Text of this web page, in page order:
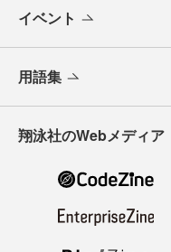
イベント
用語集
翔泳社のWebメディア